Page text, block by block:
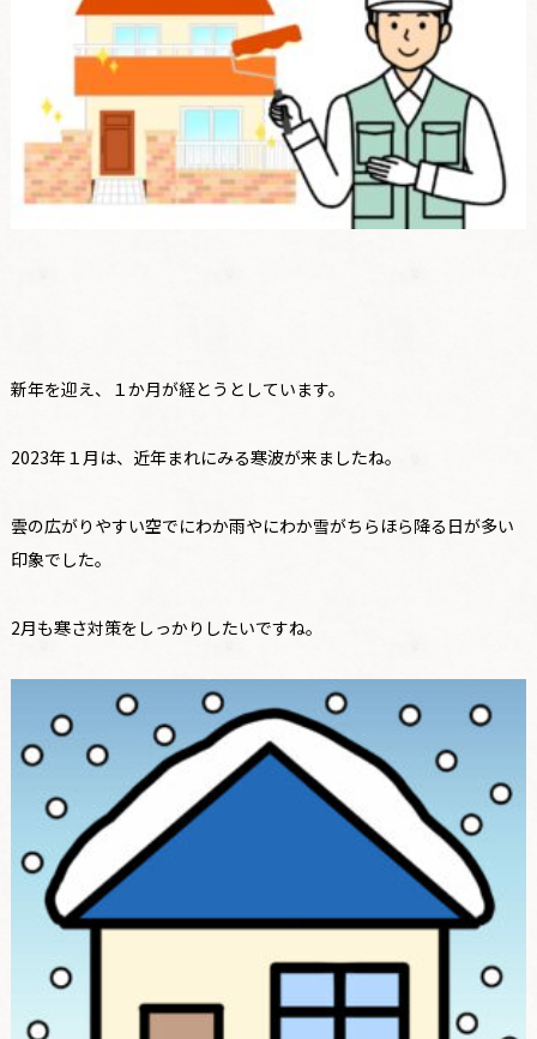
新年を迎え、１か月が経とうとしています。
2023年１月は、近年まれにみる寒波が来ましたね。
雲の広がりやすい空でにわか雨やにわか雪がちらほら降る日が多い
印象でした。
2月も寒さ対策をしっかりしたいですね。